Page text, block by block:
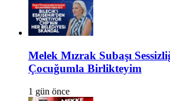
Melek Mızrak Subaşı
Çocuğumla Birlikteyim
1 gün önce